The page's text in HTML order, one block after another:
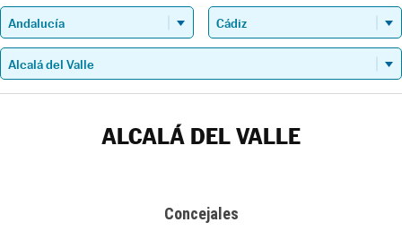
ALCALÁ DEL VALLE
Concejales